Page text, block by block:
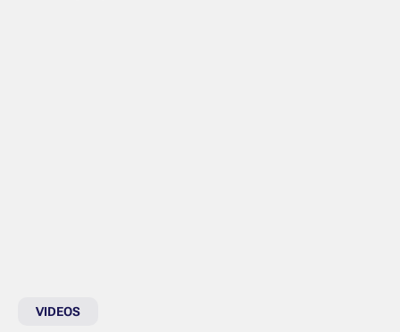
VIDEOS